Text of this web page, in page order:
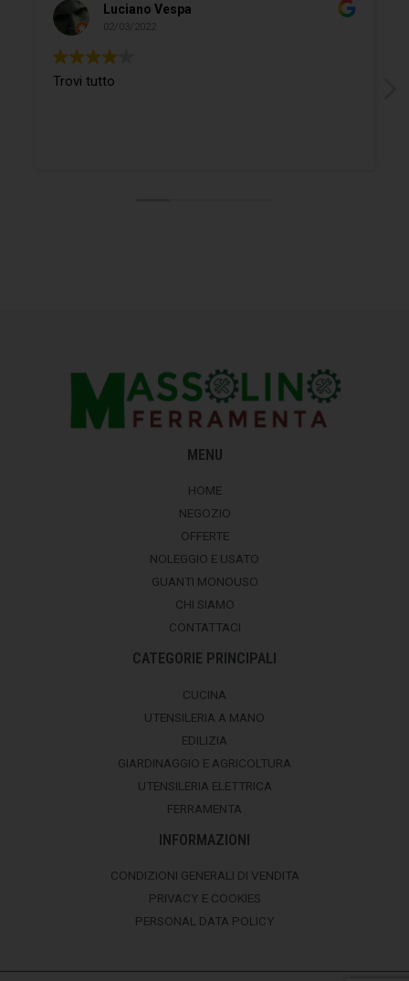
Luciano Vespa
02/03/2022
Trovi tutto
MENU
HOME
NEGOZIO
OFFERTE
NOLEGGIO E USATO
GUANTI MONOUSO
CHI SIAMO
CONTATTACI
CATEGORIE PRINCIPALI
CUCINA
UTENSILERIA A MANO
EDILIZIA
GIARDINAGGIO E AGRICOLTURA
UTENSILERIA ELETTRICA
FERRAMENTA
INFORMAZIONI
CONDIZIONI GENERALI DI VENDITA
PRIVACY E COOKIES
PERSONAL DATA POLICY